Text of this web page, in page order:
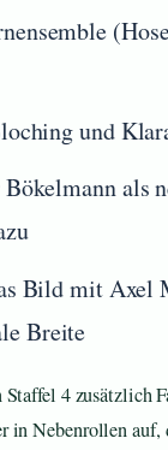
und
als
Bild mit Axel
Breite
4 zusätzlich
in Nebenrollen